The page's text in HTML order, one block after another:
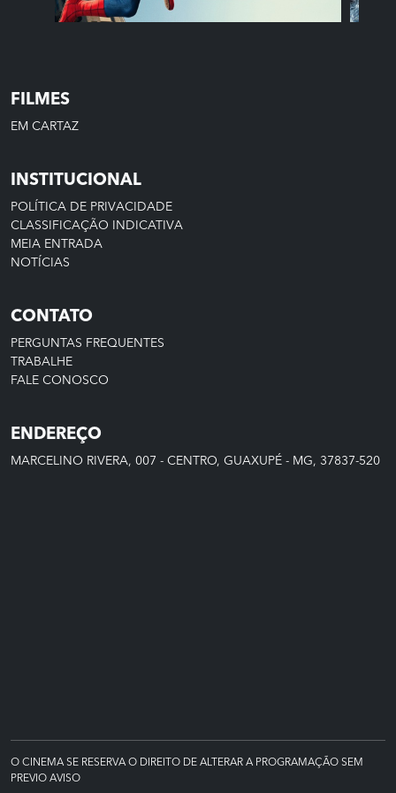
HORÁRIOS E TRAILER
COMPRAR
FILMES
EM CARTAZ
INSTITUCIONAL
POLÍTICA DE PRIVACIDADE
CLASSIFICAÇÃO INDICATIVA
MEIA ENTRADA
NOTÍCIAS
CONTATO
PERGUNTAS FREQUENTES
TRABALHE
FALE CONOSCO
ENDEREÇO
MARCELINO RIVERA, 007 - CENTRO, GUAXUPÉ - MG, 37837-520
O CINEMA SE RESERVA O DIREITO DE ALTERAR A PROGRAMAÇÃO SEM
PREVIO AVISO